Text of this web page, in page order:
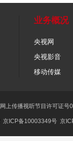
业务概况
央视网
央视影音
移动传媒
网上传播视听节目许可证
京ICP备10003349号 京